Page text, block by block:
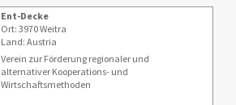
Ent-Decke
Ort: 3970 Weitra
Land: Austria
Verein zur Förderung regionaler und
alternativer Kooperations- und
Wirtschaftsmethoden